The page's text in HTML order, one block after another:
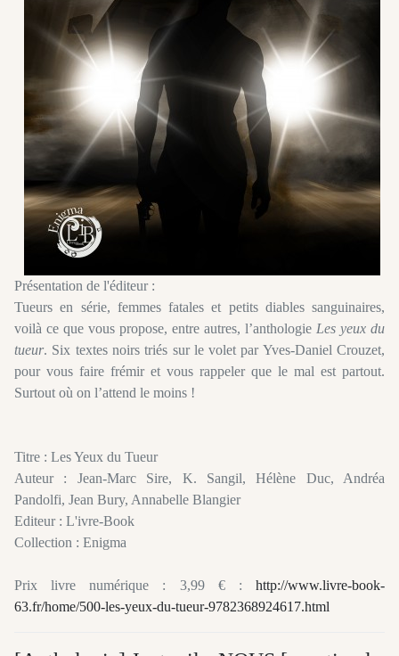
Présentation de l'éditeur :
Tueurs en série, femmes fatales et petits diables sanguinaires,
voilà ce que vous propose, entre autres, l’anthologie Les yeux du
tueur. Six textes noirs triés sur le volet par Yves-Daniel Crouzet,
pour vous faire frémir et vous rappeler que le mal est partout.
Surtout où on l’attend le moins !
Titre : Les Yeux du Tueur
Auteur : Jean-Marc Sire, K. Sangil, Hélène Duc, Andréa
Pandolfi, Jean Bury, Annabelle Blangier
Editeur : L'ivre-Book
Collection : Enigma
Prix livre numérique : 3,99 € : http://www.livre-book-
63.fr/home/500-les-yeux-du-tueur-9782368924617.html